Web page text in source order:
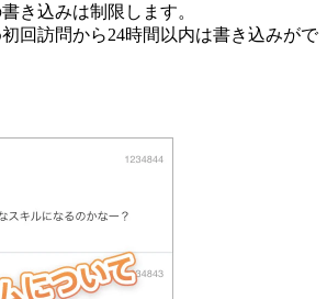
き込みは制限します。
回訪問から24時間以内は書き込みがで